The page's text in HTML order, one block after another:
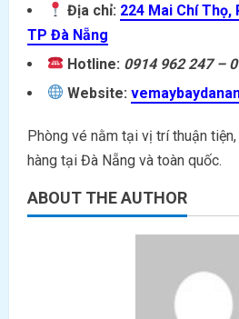
Địa chỉ: 224 Mai Chí Thọ,
TP Đà Nẵng
Hotline: 0914 962 247 –
Website:
Phòng vé nằm tại vị trí thuận
hàng tại Đà Nẵng và toàn quốc.
ABOUT THE AUTHOR